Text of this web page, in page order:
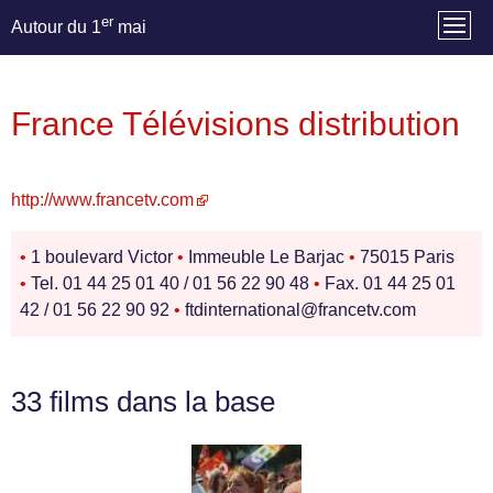
Autour du 1er mai
France Télévisions distribution
http://www.francetv.com
• 1 boulevard Victor • Immeuble Le Barjac • 75015 Paris
• Tel. 01 44 25 01 40 / 01 56 22 90 48 • Fax. 01 44 25 01
42 / 01 56 22 90 92 • ftdinternational@francetv.com
33 films dans la base